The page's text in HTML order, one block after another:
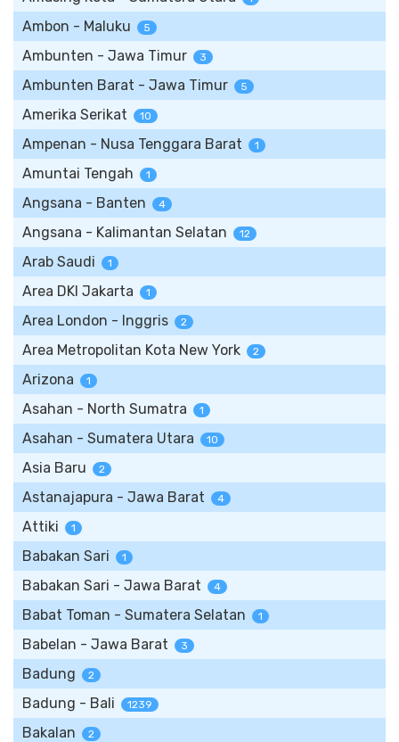
Ambon - Maluku 5
Ambunten - Jawa Timur 3
Ambunten Barat - Jawa Timur 5
Amerika Serikat 10
Ampenan - Nusa Tenggara Barat 1
Amuntai Tengah 1
Angsana - Banten 4
Angsana - Kalimantan Selatan 12
Arab Saudi 1
Area DKI Jakarta 1
Area London - Inggris 2
Area Metropolitan Kota New York 2
Arizona 1
Asahan - North Sumatra 1
Asahan - Sumatera Utara 10
Asia Baru 2
Astanajapura - Jawa Barat 4
Attiki 1
Babakan Sari 1
Babakan Sari - Jawa Barat 4
Babat Toman - Sumatera Selatan 1
Babelan - Jawa Barat 3
Badung 2
Badung - Bali 1239
Bakalan 2